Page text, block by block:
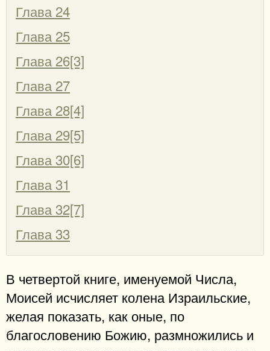
Глава 24
Глава 25
Глава 26[3]
Глава 27
Глава 28[4]
Глава 29[5]
Глава 30[6]
Глава 31
Глава 32[7]
Глава 33
В четвертой книге, именуемой Числа,
Моисей исчисляет колена Израильские,
желая показать, как оные, по
благословению Божию, размножились и